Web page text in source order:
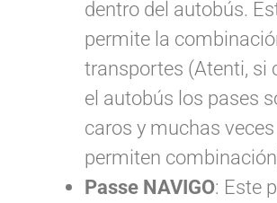
dentro del autobús.
permite la
transportes (Atenti, si
el autobús los pases
caros y muchas
permiten
Passe NAVIGO: Este